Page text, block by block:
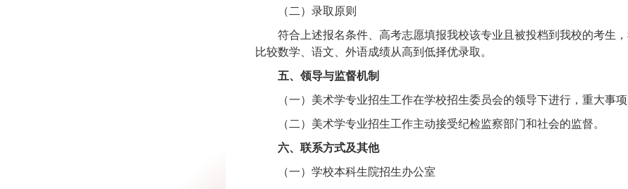
（二）录取原则
符合上述报名条件、高考志愿填报我校该专业且被投档到我校的考生
比较数学、语文、外语成绩从高到低择优录取。
五、领导与监督机制
（一）美术学专业招生工作在学校招生委员会的领导下进行，重大事
（二）美术学专业招生工作主动接受纪检监察部门和社会的监督。
六、联系方式及其他
（一）学校本科生院招生办公室